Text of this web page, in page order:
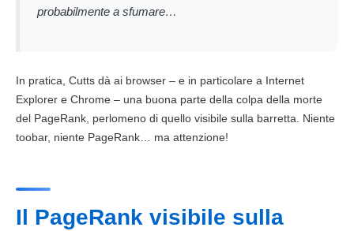
probabilmente a sfumare…
In pratica, Cutts dà ai browser – e in particolare a Internet
Explorer e Chrome – una buona parte della colpa della morte
del PageRank, perlomeno di quello visibile sulla barretta. Niente
toobar, niente PageRank… ma attenzione!
Il PageRank visibile sulla